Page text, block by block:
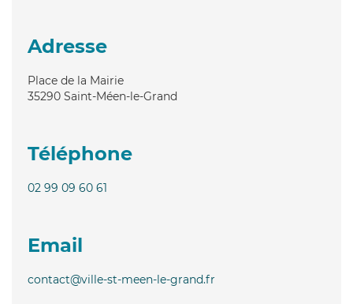
Adresse
Place de la Mairie
35290 Saint-Méen-le-Grand
Téléphone
02 99 09 60 61
Email
contact@ville-st-meen-le-grand.fr